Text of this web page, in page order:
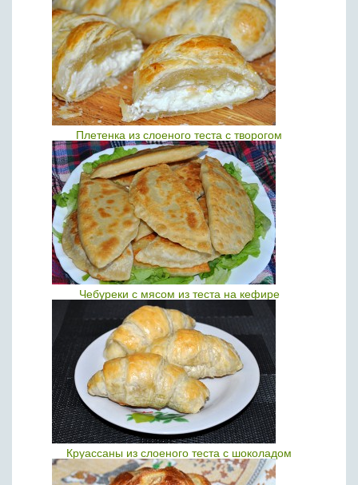
Плетенка из слоеного теста с творогом
Чебуреки с мясом из теста на кефире
Круассаны из слоеного теста с шоколадом